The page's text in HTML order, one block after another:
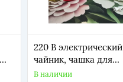
220 В электрический
чайник, чашка для
тушения, горшок для
В наличии